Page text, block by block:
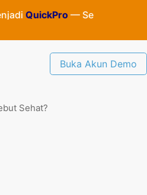
— Semua aktivitas dan
Buka Akun Demo
Sehat?